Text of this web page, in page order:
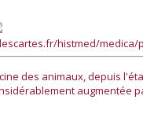
histmed/medica/
des animaux, depuis
augmentée